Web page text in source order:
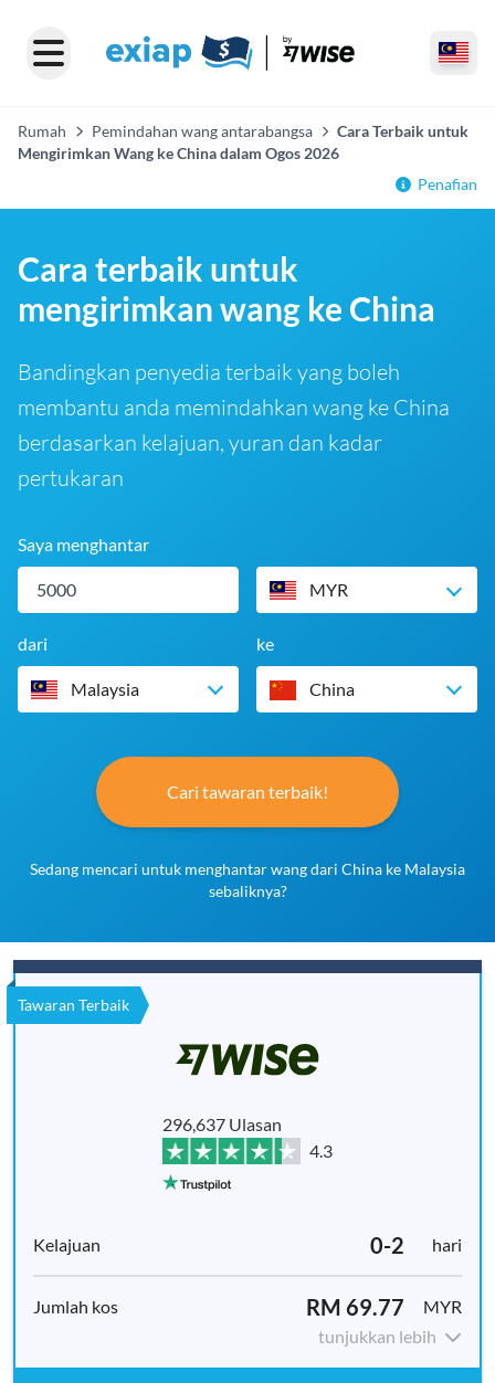
Rumah Pemindahan wang antarabangsa
Cara Terbaik untuk
Mengirimkan Wang ke China dalam Ogos 2026
Penafian
Cara terbaik untuk
mengirimkan wang ke China
Bandingkan penyedia terbaik yang boleh
membantu anda memindahkan wang ke China
berdasarkan kelajuan, yuran dan kadar
pertukaran
Saya menghantar
MYR
dari
Malaysia
ke
China
Cari tawaran terbaik!
Sedang mencari untuk menghantar wang dari China ke Malaysia
sebaliknya?
Tawaran Terbaik
296,637 Ulasan
4.3
0-2 hari
RM 69.77
MYR
tunjukkan lebih